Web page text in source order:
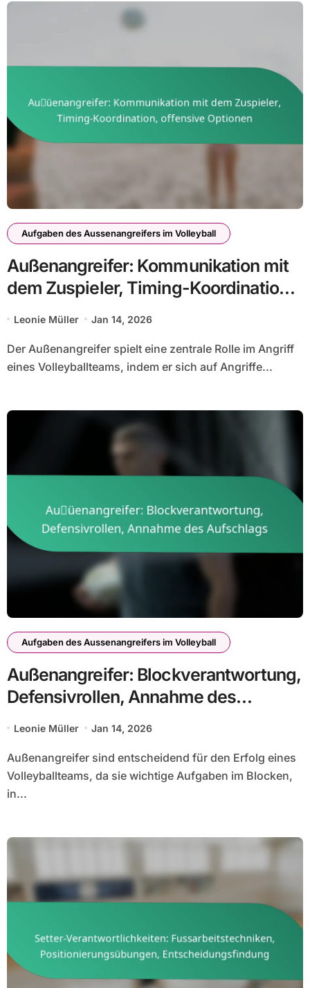
Aufgaben des Aussenangreifers im Volleyball
Außenangreifer: Kommunikation mit
dem Zuspieler, Timing-Koordination,
Leonie Müller Jan 14, 2026
Der Außenangreifer spielt eine zentrale Rolle im Angriff
eines Volleyballteams, indem er sich auf Angriffe...
Aufgaben des Aussenangreifers im Volleyball
Außenangreifer: Blockverantwortung,
Defensivrollen, Annahme des
Leonie Müller Jan 14, 2026
Außenangreifer sind entscheidend für den Erfolg eines
Volleyballteams, da sie wichtige Aufgaben im Blocken,
in...